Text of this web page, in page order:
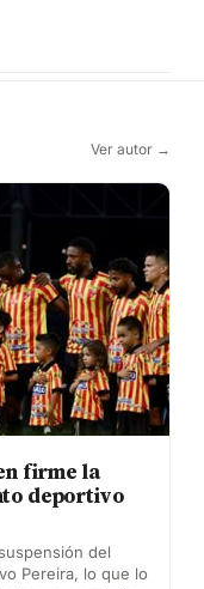
Ver autor →
firme la
deportivo
del
Pereira, lo que lo